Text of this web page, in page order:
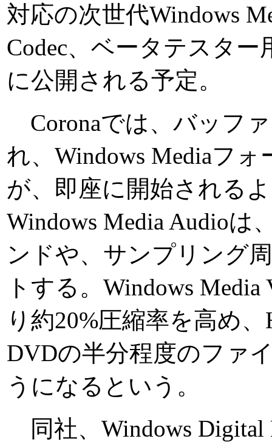
対応の次世代Windows
Codec、ベータテスター
に公開される予定。
Coronaでは、バッフ
れ、Windows Mediaフ
が、即座に開始される
Windows Media Audioは
ンドや、サンプリング
トする。Windows
り約20%圧縮率を高め
DVDの半分程度のファ
うになるという。
同社、Windows Digital